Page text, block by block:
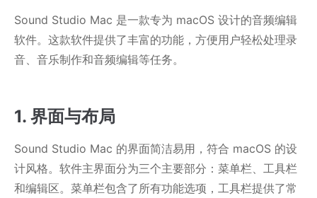
Sound Studio Mac 是一款专为 macOS 设计的音频编辑
软件。这款软件提供了丰富的功能，方便用户轻松处理录
音、音乐制作和音频编辑等任务。
1. 界面与布局
Sound Studio Mac 的界面简洁易用，符合 macOS 的设
计风格。软件主界面分为三个主要部分：菜单栏、工具栏
和编辑区。菜单栏包含了所有功能选项，工具栏提供了常